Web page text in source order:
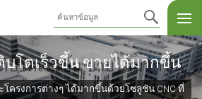
ติบโตเร็วขึ้น ขายได้มากขึ้น
ครงการต่างๆ ได้มากขึ้นด้วยโซลูชัน CNC ที่